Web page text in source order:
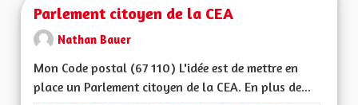
Parlement citoyen de la CEA
Nathan Bauer
Mon Code postal (67 110) L'idée est de mettre en
place un Parlement citoyen de la CEA. En plus de...